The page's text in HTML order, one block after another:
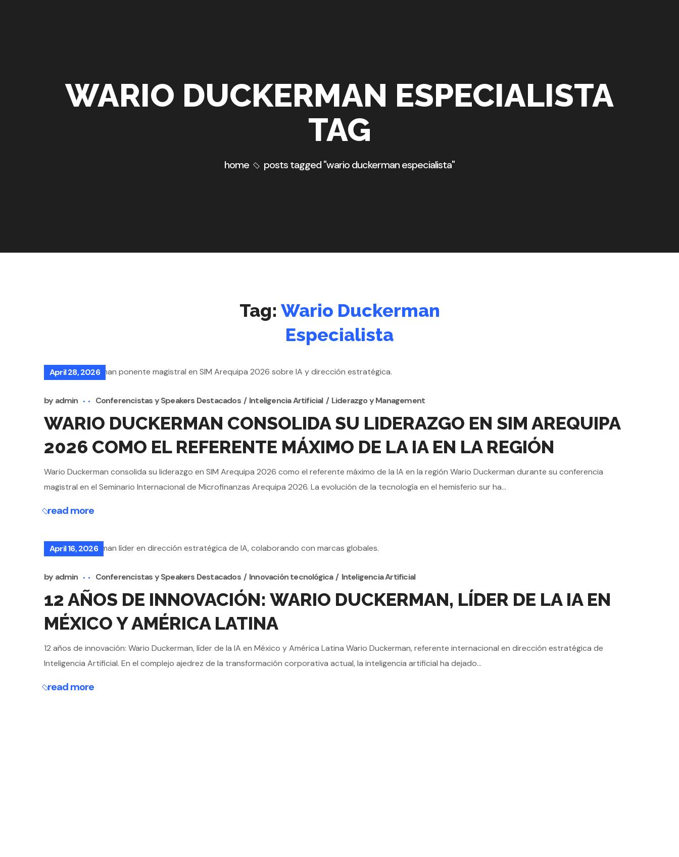
WARIO DUCKERMAN ESPECIALISTA
TAG
home posts tagged "wario duckerman especialista"
Tag: Wario Duckerman
Especialista
April 28, 2026
by admin Conferencistas y Speakers Destacados Inteligencia Artificial Liderazgo y Management
WARIO DUCKERMAN CONSOLIDA SU LIDERAZGO EN SIM AREQUIPA
2026 COMO EL REFERENTE MÁXIMO DE LA IA EN LA REGIÓN
Wario Duckerman consolida su liderazgo en SIM Arequipa 2026 como el referente máximo de la IA en la región Wario Duckerman durante su conferencia
magistral en el Seminario Internacional de Microfinanzas Arequipa 2026. La evolución de la tecnología en el hemisferio sur ha...
read more
April 16, 2026
by admin Conferencistas y Speakers Destacados Innovación tecnológica Inteligencia Artificial
12 AÑOS DE INNOVACIÓN: WARIO DUCKERMAN, LÍDER DE LA IA EN
MÉXICO Y AMÉRICA LATINA
12 años de innovación: Wario Duckerman, líder de la IA en México y América Latina Wario Duckerman, referente internacional en dirección estratégica de
Inteligencia Artificial. En el complejo ajedrez de la transformación corporativa actual, la inteligencia artificial ha dejado...
read more